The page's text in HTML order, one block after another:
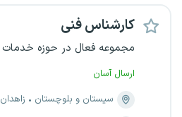
کارشناس فنی
مجموعه فعال در حوزه خدمات
ارسال آسان
سیستان و بلوچستان
زاهدان